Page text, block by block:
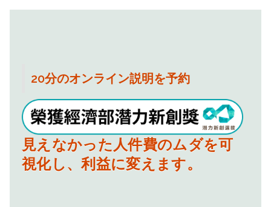
20分のオンライン説明を予約
人事管理を仕組みに任せ、現場
の手間と不安を減らします。
見えなかった人件費のムダを可
視化し、利益に変えます。